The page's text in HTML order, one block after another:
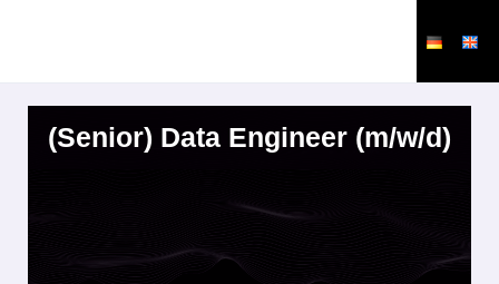
(Senior) Data Engineer (m/w/d)